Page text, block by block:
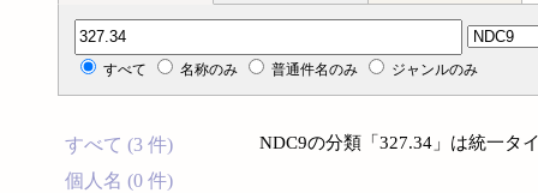
分類記号検索
すべて 名称のみ 普通件名のみ ジャンルのみ
すべて (3 件)
個人名 (0 件)
NDC9の分類「327.34」は統一タ